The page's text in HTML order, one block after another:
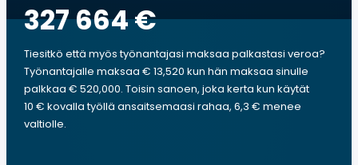
327 664 €
Tiesitkö että myös työnantajasi maksaa palkastasi veroa?
Työnantajalle maksaa € 13,520 kun hän maksaa sinulle
palkkaa € 520,000. Toisin sanoen, joka kerta kun käytät
10 € kovalla työllä ansaitsemaasi rahaa, 6,3 € menee
valtiolle.